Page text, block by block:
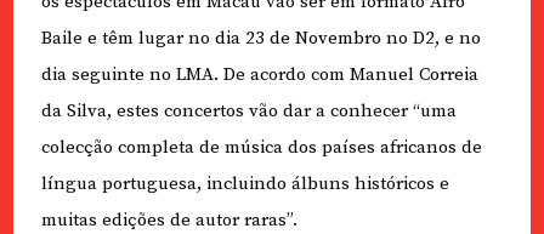
Baile e têm lugar no dia 23 de Novembro no D2, e no
dia seguinte no LMA. De acordo com Manuel Correia
da Silva, estes concertos vão dar a conhecer “uma
colecção completa de música dos países africanos de
língua portuguesa, incluindo álbuns históricos e
muitas edições de autor raras”.